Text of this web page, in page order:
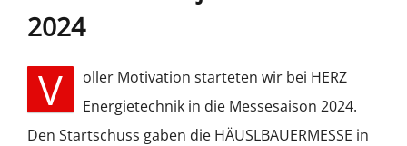
2024
V
oller Motivation starteten wir bei HERZ
Energietechnik in die Messesaison 2024.
Den Startschuss gaben die HÄUSLBAUERMESSE in